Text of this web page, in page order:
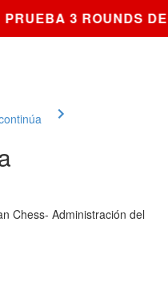
3 ROUNDS
Chess- Administración del